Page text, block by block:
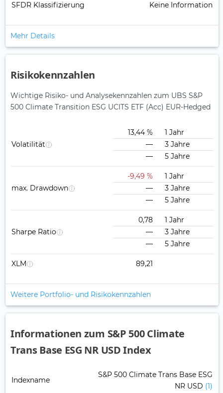
SFDR Klassifizierung Keine Information
Mehr Details
Risikokennzahlen
Wichtige Risiko- und Analysekennzahlen zum UBS S&P
500 Climate Transition ESG UCITS ETF (Acc) EUR-Hedged
Volatilität
13,44 %
1 Jahr
—
3 Jahre
—
5 Jahre
max. Drawdown
-9,49 %
1 Jahr
—
3 Jahre
—
5 Jahre
Sharpe Ratio
0,78
1 Jahr
—
3 Jahre
—
5 Jahre
XLM 89,21
Weitere Portfolio- und Risikokennzahlen
Informationen zum S&P 500 Climate
Trans Base ESG NR USD Index
Indexname
S&P 500 Climate Trans Base ESG
NR USD (1)